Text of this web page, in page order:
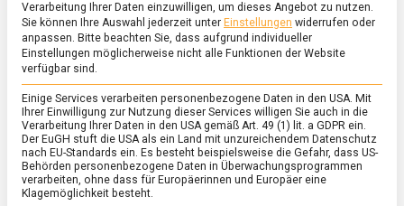
POLITIK/TV
Wir brauchen eine enge Beziehung
zwischen Großbritannien und
Verarbeitung Ihrer Daten einzuwilligen, um dieses Angebot zu nutzen.
Sie können Ihre Auswahl jederzeit unter Einstellungen widerrufen oder
anpassen. Bitte beachten Sie, dass aufgrund individueller
Einstellungen möglicherweise nicht alle Funktionen der Website
verfügbar sind.
Einige Services verarbeiten personenbezogene Daten in den USA. Mit
Ihrer Einwilligung zur Nutzung dieser Services willigen Sie auch in die
Verarbeitung Ihrer Daten in den USA gemäß Art. 49 (1) lit. a GDPR ein.
Der EuGH stuft die USA als ein Land mit unzureichendem Datenschutz
nach EU-Standards ein. Es besteht beispielsweise die Gefahr, dass US-
Behörden personenbezogene Daten in Überwachungsprogrammen
verarbeiten, ohne dass für Europäerinnen und Europäer eine
Klagemöglichkeit besteht.